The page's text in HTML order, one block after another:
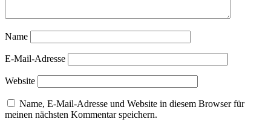
Name
E-Mail-Adresse
Website
Name, E-Mail-Adresse und Website in diesem Browser für
meinen nächsten Kommentar speichern.